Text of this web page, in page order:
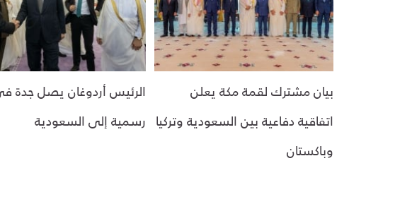
بيان مشترك لقمة مكة يعلن
اتفاقية دفاعية بين السعودية وتركيا
وباكستان
الرئيس أردوغان يصل جدة
رسمية إلى السعودية